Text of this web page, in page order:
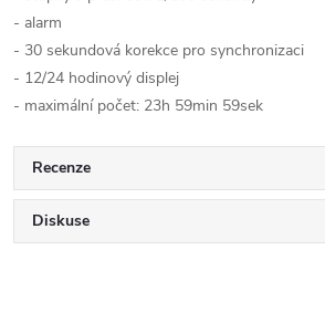
- alarm
- 30 sekundová korekce pro synchronizaci
- 12/24 hodinový displej
- maximální počet: 23h 59min 59sek
Recenze
Diskuse